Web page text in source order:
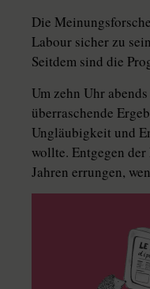
Die
Labour sicher zu
Seitdem sind die
Um zehn Uhr
überraschende
Ungläubigkeit und
wollte. Entgegen
Jahren errungen,